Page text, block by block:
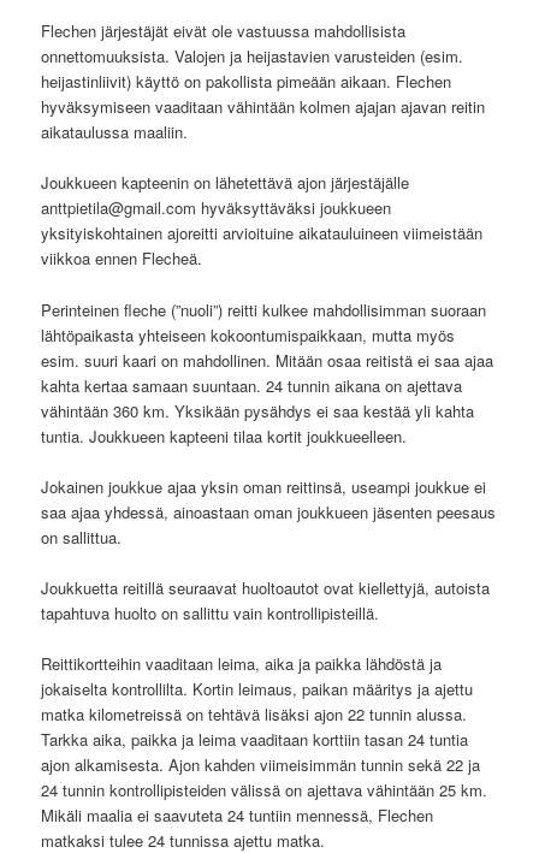
Flechen järjestäjät eivät ole vastuussa mahdollisista
onnettomuuksista. Valojen ja heijastavien varusteiden (esim.
heijastinliivit) käyttö on pakollista pimeään aikaan. Flechen
hyväksymiseen vaaditaan vähintään kolmen ajajan ajavan reitin
aikataulussa maaliin.
Joukkueen kapteenin on lähetettävä ajon järjestäjälle
anttpietila@gmail.com hyväksyttäväksi joukkueen
yksityiskohtainen ajoreitti arvioituine aikatauluineen viimeistään
viikkoa ennen Flecheä.
Perinteinen fleche (”nuoli”) reitti kulkee mahdollisimman suoraan
lähtöpaikasta yhteiseen kokoontumispaikkaan, mutta myös
esim. suuri kaari on mahdollinen. Mitään osaa reitistä ei saa ajaa
kahta kertaa samaan suuntaan. 24 tunnin aikana on ajettava
vähintään 360 km. Yksikään pysähdys ei saa kestää yli kahta
tuntia. Joukkueen kapteeni tilaa kortit joukkueelleen.
Jokainen joukkue ajaa yksin oman reittinsä, useampi joukkue ei
saa ajaa yhdessä, ainoastaan oman joukkueen jäsenten peesaus
on sallittua.
Joukkuetta reitillä seuraavat huoltoautot ovat kiellettyjä, autoista
tapahtuva huolto on sallittu vain kontrollipisteillä.
Reittikortteihin vaaditaan leima, aika ja paikka lähdöstä ja
jokaiselta kontrollilta. Kortin leimaus, paikan määritys ja ajettu
matka kilometreissä on tehtävä lisäksi ajon 22 tunnin alussa.
Tarkka aika, paikka ja leima vaaditaan korttiin tasan 24 tuntia
ajon alkamisesta. Ajon kahden viimeisimmän tunnin sekä 22 ja
24 tunnin kontrollipisteiden välissä on ajettava vähintään 25 km.
Mikäli maalia ei saavuteta 24 tuntiin mennessä, Flechen
matkaksi tulee 24 tunnissa ajettu matka.